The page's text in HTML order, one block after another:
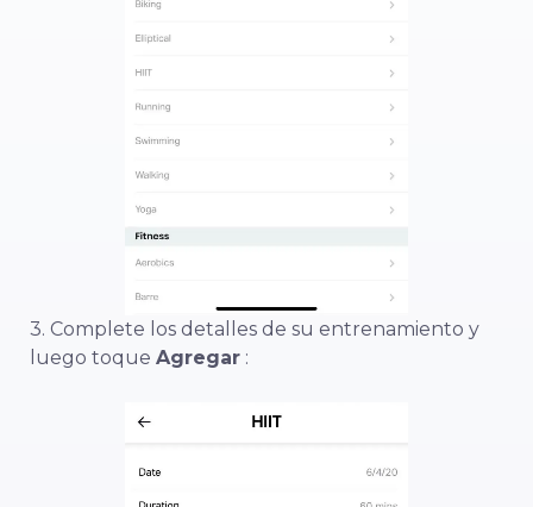
3. Complete los detalles de su entrenamiento y
luego toque Agregar :